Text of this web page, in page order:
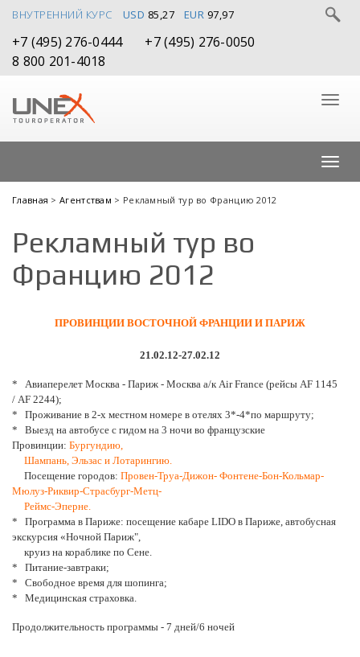
ВНУТРЕННИЙ КУРС USD 85,27 EUR 97,97
+7 (495) 276-0444
+7 (495) 276-0050
8 800 201-4018
Главная >Агентствам > Рекламный тур во Францию 2012
Рекламный тур во
Францию 2012
ПРОВИНЦИИ ВОСТОЧНОЙ ФРАНЦИИ И ПАРИЖ
21.02.12-27.02.12
* Авиаперелет Москва - Париж - Москва а/к Air France (рейсы AF 1145
/ AF 2244);
* Проживание в 2-х местном номере в отелях 3*-4*по маршруту;
* Выезд на автобусе с гидом на 3 ночи во французские
Провинции: Бургундию,
Шампань, Эльзас и Лотарингию.
Посещение городов: Провен-Труа-Дижон- Фонтене-Бон-Кольмар-
Мюлуз-Риквир-Страсбург-Метц-
Реймс-Эперне.
* Программа в Париже: посещение кабаре LIDO в Париже, автобусная
экскурсия «Ночной Париж",
круиз на кораблике по Сене.
* Питание-завтраки;
* Свободное время для шопинга;
* Медицинская страховка.
Продолжительность программы - 7 дней/6 ночей